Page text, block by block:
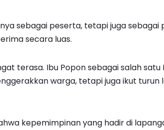
sebagai peserta, tetapi juga sebagai
secara luas.
terasa. Ibu Popon sebagai salah
warga, tetapi juga ikut turun
kepemimpinan yang hadir di